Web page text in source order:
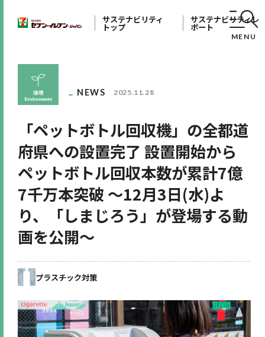
サステナビリティ
トップ
サステナビリティレ
ポート
MENU
NEWS 2025.11.28
「ペットボトル回収機」の全都道
府県への設置完了 設置開始から
ペットボトル回収本数が累計7億
7千万本突破 ～12月3日(水)よ
り、「しまじろう」が登場する動
画を公開～
プラスチック対策